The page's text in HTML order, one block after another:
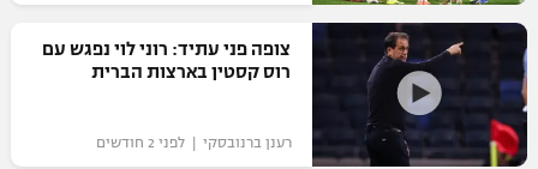
גביע הטוטו
ליגיונרים
ליגת האלופות
ליגה אירופית
ליגה אנגלית
כדורסל ישראלי
ליגת ווינר סל
כדורסל עולמי
צופה פני עתיד: רוני לוי נפגש עם
רוס קסטין בארצות הברית
רענן ברנובסקי | לפני 2 חודשים